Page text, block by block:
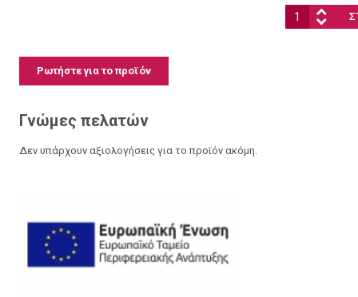
Ποσότητα:
Ρωτήστε για το προϊόν
Γνώμες πελατών
Δεν υπάρχουν αξιολογήσεις για το προϊόν ακόμη.